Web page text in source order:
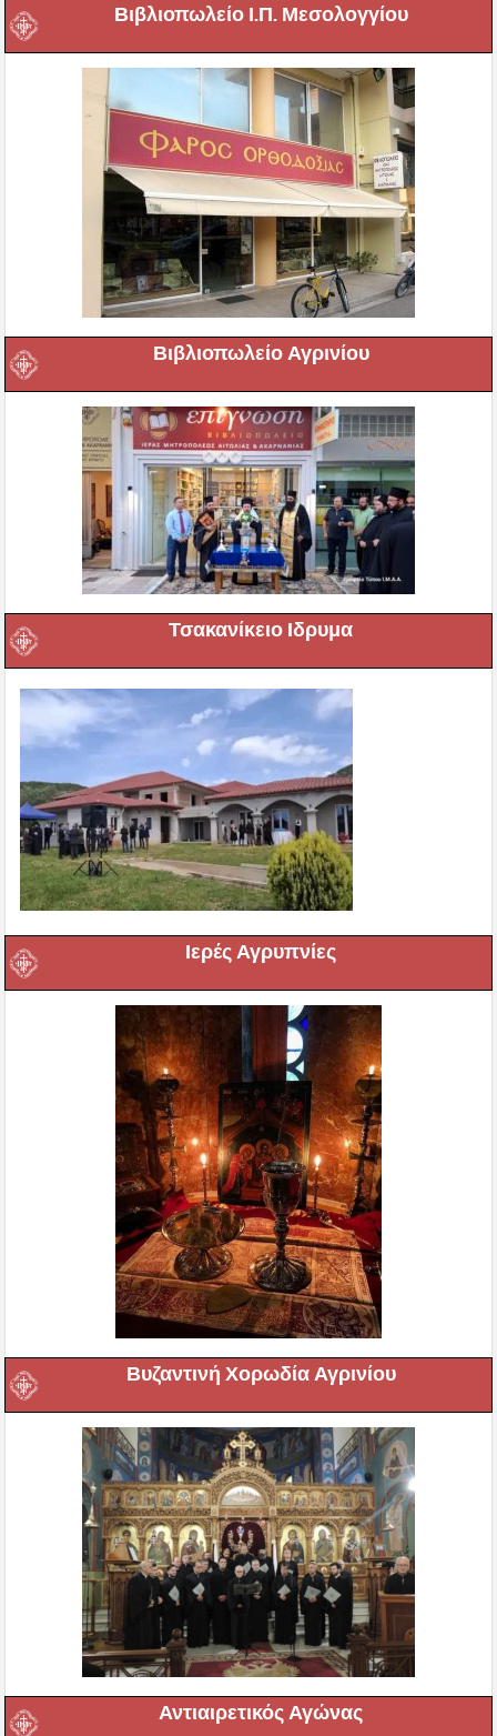
Βιβλιοπωλείο Ι.Π. Μεσολογγίου
Βιβλιοπωλείο Αγρινίου
Τσακανίκειο Ιδρυμα
Ιερές Αγρυπνίες
Βυζαντινή Χορωδία Αγρινίου
Αντιαιρετικός Αγώνας